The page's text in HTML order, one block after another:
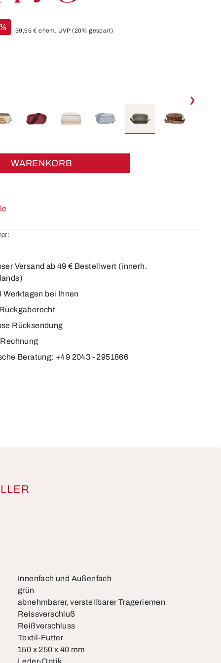
39,95 € ehem. UVP(20% gespart)
❯
WARENKORB
Versand ab 49 € Bestellwert (innerh.
Werktagen bei Ihnen
Rücksendung
Beratung: +49 2043 - 2951866
Innenfach und Außenfach
grün
abnehmbarer, verstellbarer Trageriemen
Reissverschluß
Reißverschluss
Textil-Futter
150 x 250 x 40 mm
Leder-Optik